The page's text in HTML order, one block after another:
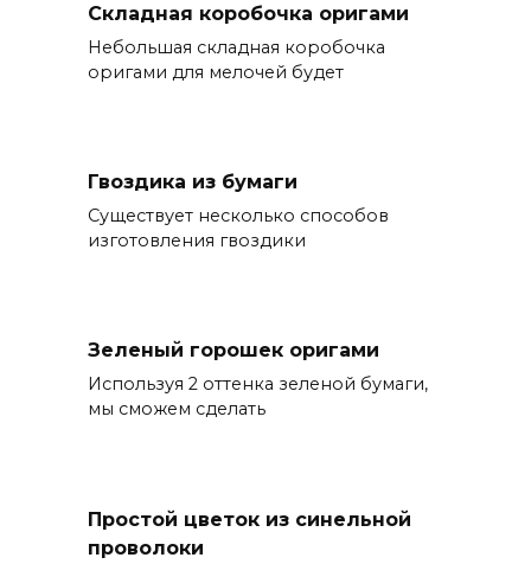
Складная коробочка оригами
Небольшая складная коробочка
оригами для мелочей будет
Гвоздика из бумаги
Существует несколько способов
изготовления гвоздики
Зеленый горошек оригами
Используя 2 оттенка зеленой бумаги,
мы сможем сделать
Простой цветок из синельной
проволоки